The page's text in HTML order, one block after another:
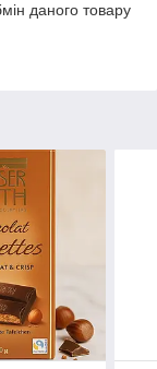
даного товару